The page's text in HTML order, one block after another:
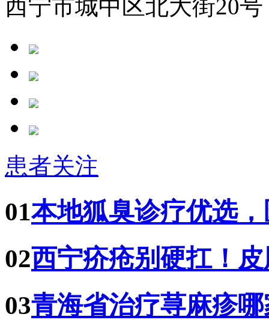
西宁市城中区北大街20
患者关注
01本地狐臭诊疗优选
02西宁疥疮别硬扛！
03青海省治疗荨麻疹